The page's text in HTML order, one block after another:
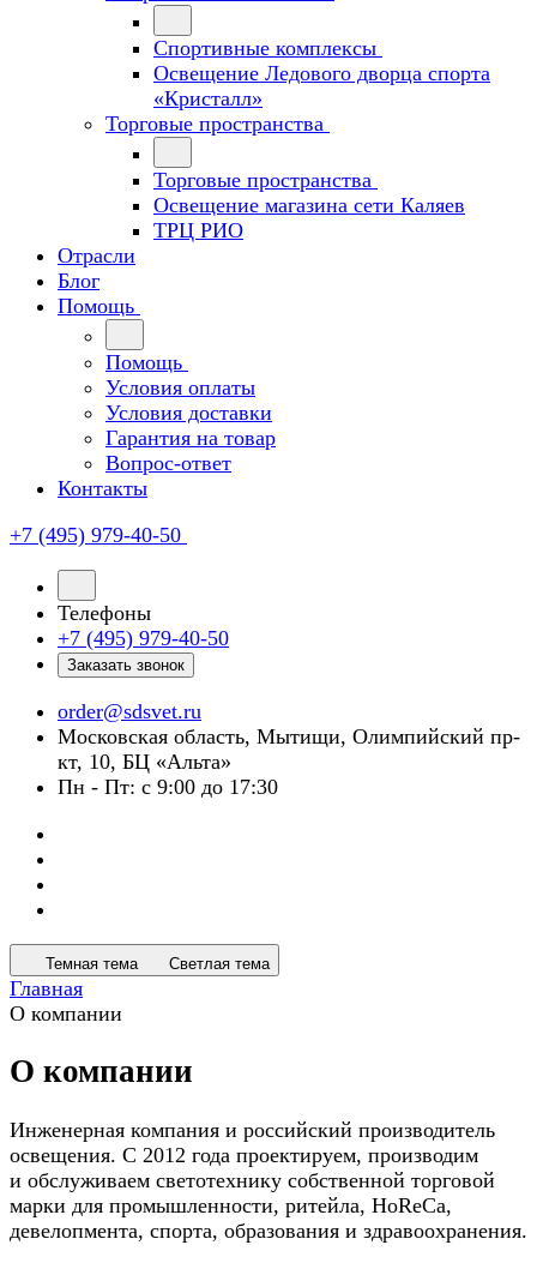
Спортивные комплексы
Освещение Ледового дворца спорта
«Кристалл»
Торговые пространства
Торговые пространства
Освещение магазина сети Каляев
ТРЦ РИО
Отрасли
Блог
Помощь
Помощь
Условия оплаты
Условия доставки
Гарантия на товар
Вопрос-ответ
Контакты
+7 (495) 979-40-50
Телефоны
+7 (495) 979-40-50
Заказать звонок
order@sdsvet.ru
Московская область, Мытищи, Олимпийский пр-
кт, 10, БЦ «Альта»
Пн - Пт: с 9:00 до 17:30
Темная тема Светлая тема
Главная
О компании
О компании
Инженерная компания и российский производитель
освещения. С 2012 года проектируем, производим
и обслуживаем светотехнику собственной торговой
марки для промышленности, ритейла, HoReCa,
девелопмента, спорта, образования и здравоохранения.